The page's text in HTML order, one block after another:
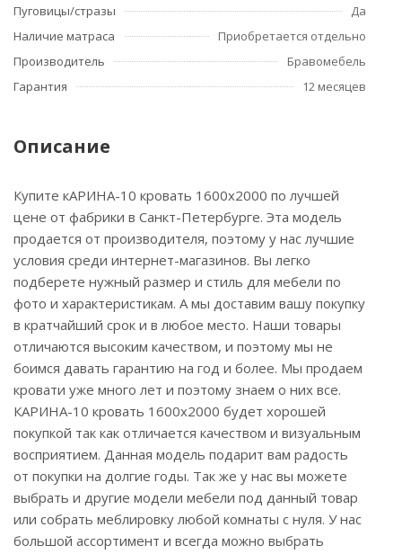
Пуговицы/стразы
Да
Наличие матраса
Приобретается отдельно
Производитель
Бравомебель
Гарантия
12 месяцев
Описание
Купите кАРИНА-10 кровать 1600х2000 по лучшей
цене от фабрики в Санкт-Петербурге. Эта модель
продается от производителя, поэтому у нас лучшие
условия среди интернет-магазинов. Вы легко
подберете нужный размер и стиль для мебели по
фото и характеристикам. А мы доставим вашу покупку
в кратчайший срок и в любое место. Наши товары
отличаются высоким качеством, и поэтому мы не
боимся давать гарантию на год и более. Мы продаем
кровати уже много лет и поэтому знаем о них все.
КАРИНА-10 кровать 1600х2000 будет хорошей
покупкой так как отличается качеством и визуальным
восприятием. Данная модель подарит вам радость
от покупки на долгие годы. Так же у нас вы можете
выбрать и другие модели мебели под данный товар
или собрать меблировку любой комнаты с нуля. У нас
большой ассортимент и всегда можно выбрать